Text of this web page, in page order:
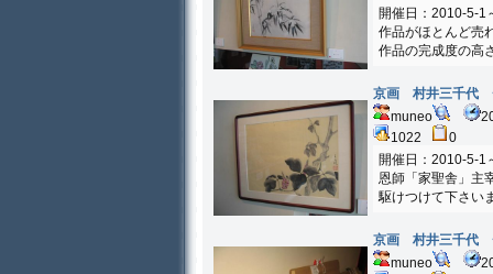
開催日：2010-5-1
作品がほとんど売
作品の完成度の高
京画 村井三千代
muneo
1022
0
開催日：2010-5-1
恩師「家聖舎」主
駆けつけて下さい
京画 村井三千代
muneo